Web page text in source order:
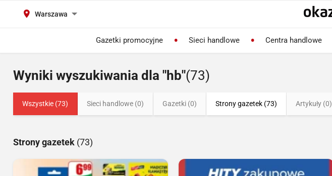
Warszawa
Gazetki promocyjne Sieci handlowe Centra handlowe
Wyniki wyszukiwania dla "hb"(73)
Wszystkie (73) Sieci handlowe (0) Gazetki (0) Strony gazetek (73) Artykuły (0)
Strony gazetek (73)